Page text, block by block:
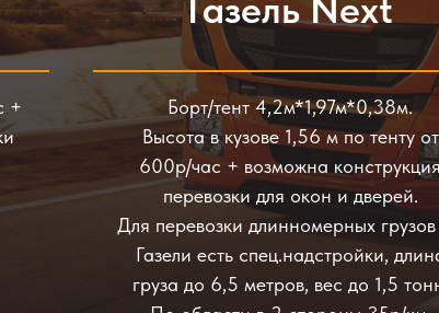
+
Борт/тент 4,2м*1,97м*0,38м.
Высота в кузове 1,56 м по тенту от
600р/час + возможна
перевозки для окон и дверей.
Для перевозки длинномерных
Газели есть спец.надстройки,
груза до 6,5 метров, вес до 1,5